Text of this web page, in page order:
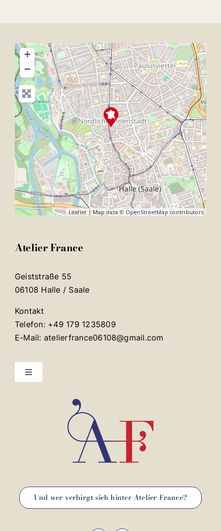
+
−
Leaflet| Map data © OpenStreetMap contributors
Atelier France
Geiststraße 55
06108 Halle / Saale
Kontakt
Telefon: +49 179 1235809
E-Mail: atelierfrance06108@gmail.com
Toggle
Und wer verbirgt sich hinter Atelier France?